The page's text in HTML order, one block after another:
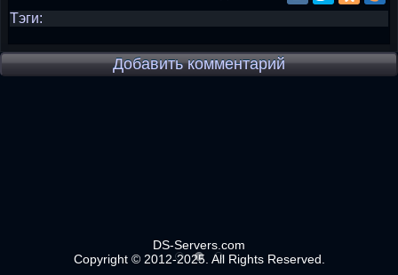
Тэги:
Добавить комментарий
DS-Servers.com
Copyright © 2012-2025. All Rights Reserved.